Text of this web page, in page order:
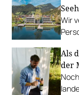
Wir
Als
der